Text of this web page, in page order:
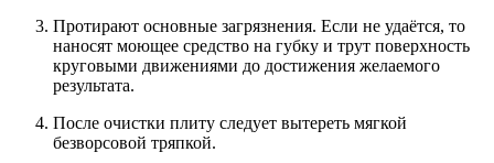
Протирают основные загрязнения. Если не удаётся, то
наносят моющее средство на губку и трут поверхность
круговыми движениями до достижения желаемого
результата.
После очистки плиту следует вытереть мягкой
безворсовой тряпкой.